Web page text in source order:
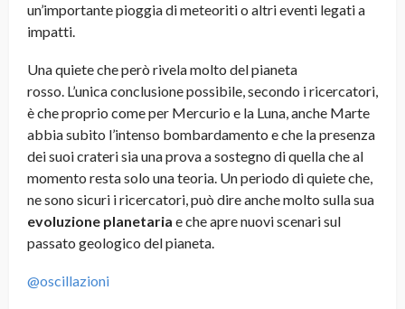
un’importante pioggia di meteoriti o altri eventi legati a
impatti.
Una quiete che però rivela molto del pianeta
rosso. L’unica conclusione possibile, secondo i ricercatori,
è che proprio come per Mercurio e la Luna, anche Marte
abbia subito l’intenso bombardamento e che la presenza
dei suoi crateri sia una prova a sostegno di quella che al
momento resta solo una teoria. Un periodo di quiete che,
ne sono sicuri i ricercatori, può dire anche molto sulla sua
evoluzione planetaria e che apre nuovi scenari sul
passato geologico del pianeta.
@oscillazioni